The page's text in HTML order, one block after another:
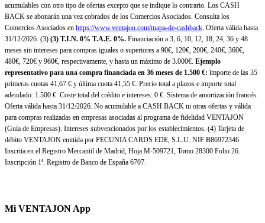
acumulables con otro tipo de ofertas excepto que se indique lo contrario. Los CASH
BACK se abonarán una vez cobrados de los Comercios Asociados. Consulta los
Comercios Asociados en https://www.ventajon.com/mapa-de-cashback. Oferta válida hasta
31/12/2026. (3) (3) T.I.N. 0% T.A.E. 0%. Financiación a 3, 6, 10, 12, 18, 24, 36 y 48
meses sin intereses para compras iguales o superiores a 90€, 120€, 200€, 240€, 360€,
480€, 720€ y 960€, respectivamente, y hasta un máximo de 3.000€. Ejemplo
representativo para una compra financiada en 36 meses de 1.500 €: importe de las 35
primeras cuotas 41,67 € y última cuota 41,55 €. Precio total a plazos e importe total
adeudado: 1.500 €. Coste total del crédito e intereses: 0 €. Sistema de amortización francés.
Oferta válida hasta 31/12/2026. No acumulable a CASH BACK ni otras ofertas y válida
para compras realizadas en empresas asociadas al programa de fidelidad VENTAJON
(Guía de Empresas). Intereses subvencionados por los establecimientos. (4) Tarjeta de
débito VENTAJON emitida por PECUNIA CARDS EDE, S.L.U. NIF B86972346
Inscrita en el Registro Mercantil de Madrid, Hoja M-509721, Tomo 28300 Folio 26.
Inscripción 1ª. Registro de Banco de España 6707.
Mi VENTAJON App